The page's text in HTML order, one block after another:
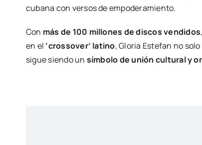
cubana con versos de empoderamiento.
Con más de 100 millones de discos vendidos
en el ‘crossover’ latino, Gloria Estefan no
sigue siendo un símbolo de unión cultural y